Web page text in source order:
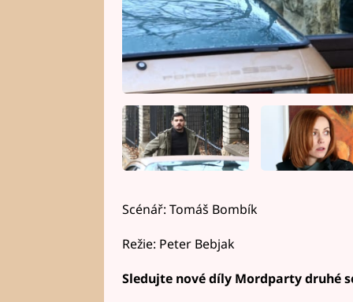
Scénář: Tomáš Bombík
Režie: Peter Bebjak
Sledujte nové díly Mordparty druhé